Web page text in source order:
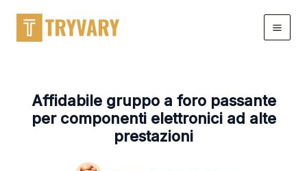
contenuto
Affidabile gruppo a foro passante
per componenti elettronici ad alte
prestazioni